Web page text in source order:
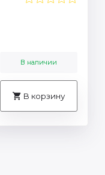
В наличии
В корзину